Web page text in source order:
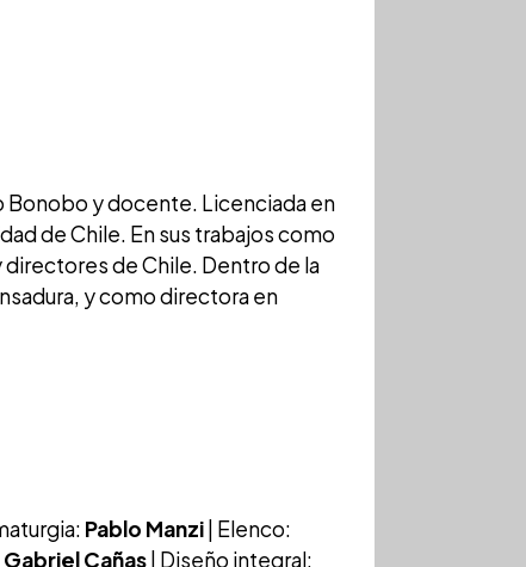
y docente. Licenciada en
de Chile. En sus trabajos como
de Chile. Dentro de la
y como directora en
Pablo Manzi | Elenco:
Cañas | Diseño integral: